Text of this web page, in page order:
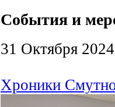
События и
31 Октября 2024
Хроники